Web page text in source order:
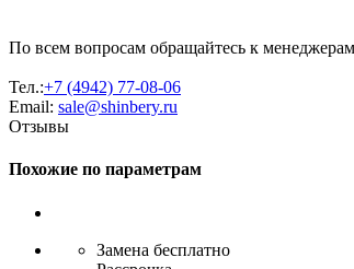
По всем вопросам обращайтесь к
Тел.:+7 (4942) 77-08-06
Email: sale@shinbery.ru
Отзывы
Похожие по параметрам
Замена бесплатно